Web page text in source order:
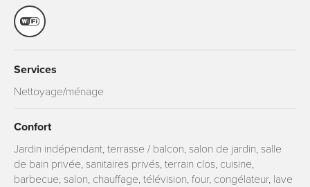
Services
Nettoyage/ménage
Confort
Jardin indépendant, terrasse / balcon, salon de jardin, salle
de bain privée, sanitaires privés, terrain clos, cuisine,
barbecue, salon, chauffage, télévision, four, congélateur, lave